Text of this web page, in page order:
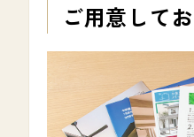
ご用意して